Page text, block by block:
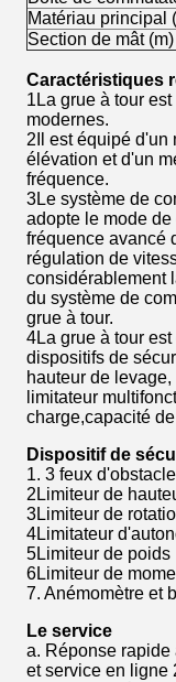
Matériau principal
Section de mât (m)
Caractéristiques
1La grue à tour
modernes.
2Il est équipé d'un
élévation et d'un
fréquence.
3Le système de
adopte le mode
fréquence avancé
régulation de
considérablement
du système de
grue à tour.
4La grue à tour
dispositifs de
hauteur de
limitateur
charge,capacité
Dispositif de
1. 3 feux d'obstacle
2Limiteur de
3Limiteur de
4Limitateur
5Limiteur de poids
6Limiteur de
7. Anémomètre et
Le service
a. Réponse rapide
et service en ligne